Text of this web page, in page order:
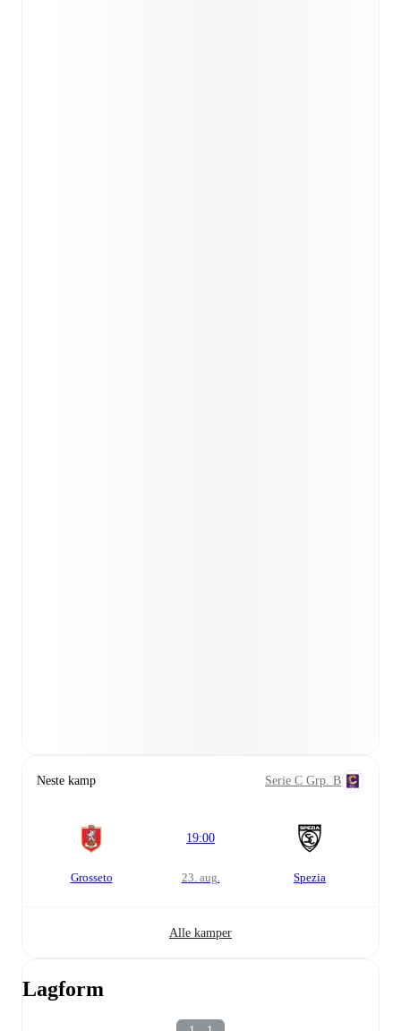
Neste kamp Serie C Grp. B
Grosseto
19:00
23. aug. Spezia
Alle kamper
Lagform